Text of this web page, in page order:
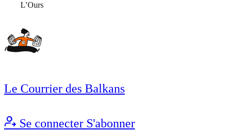
L’Ours
Le Courrier des Balkans
Se connecter S'abonner